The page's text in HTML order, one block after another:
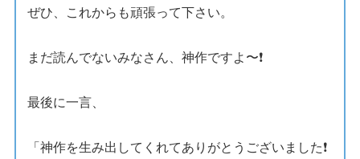
ぜひ、これからも頑張って下さい。
まだ読んでないみなさん、神作ですよ〜❗️
最後に一言、
「神作を生み出してくれてありがとうございました❗️